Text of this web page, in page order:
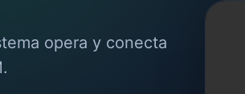
opera y conecta